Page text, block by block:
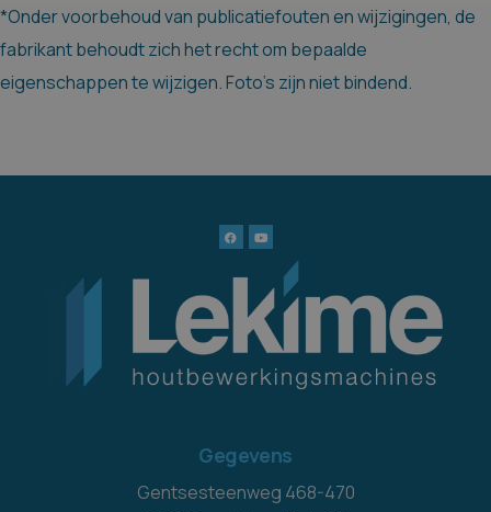
*Onder voorbehoud van publicatiefouten en wijzigingen, de
fabrikant behoudt zich het recht om bepaalde
eigenschappen te wijzigen. Foto's zijn niet bindend.
Gegevens
Gentsesteenweg 468-470